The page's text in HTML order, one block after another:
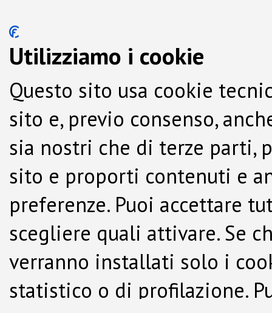
Utilizziamo i cookie
Questo sito usa cookie
sito e, previo consenso,
sia nostri che di terze parti,
sito e proporti contenuti e
preferenze. Puoi accettare
scegliere quali attivare. Se
verranno installati solo i
statistico o di profilazione.